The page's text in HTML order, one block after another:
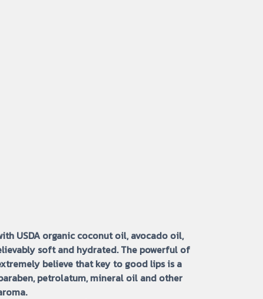
USDA organic coconut oil, avocado oil,
soft and hydrated. The powerful of
believe that key to good lips is a
petrolatum, mineral oil and other